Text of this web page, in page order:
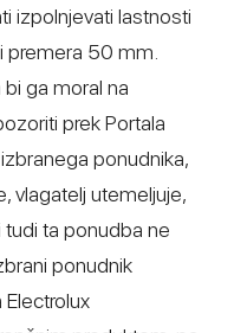
izpolnjevati lastnosti
premera 50 mm.
ga moral na
prek Portala
ponudnika,
vlagatelj utemeljuje,
tudi ta ponudba ne
ponudnik